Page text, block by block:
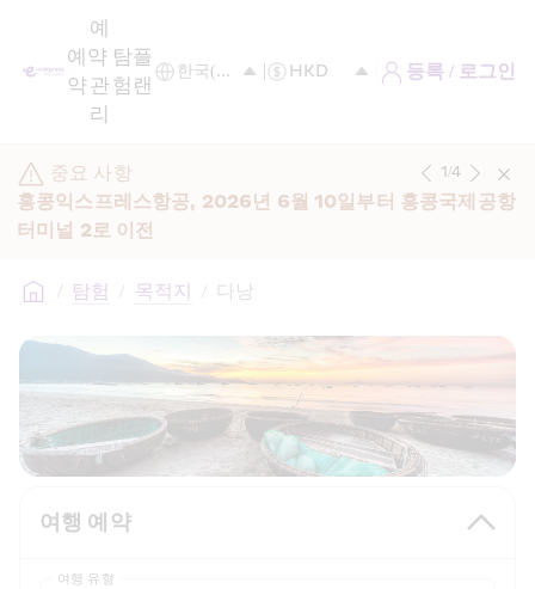
예
약
예
약
관
리
탐
험
플
랜
등록 / 로그인
중요 사항
홍콩익스프레스항공, 2026년 6월 10일부터 홍콩국제공항
터미널 2로 이전
1/4
/ 탐험 / 목적지 / 다낭
여행 예약
여행 유형